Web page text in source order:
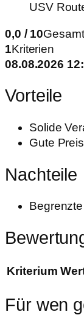
USV
0,0 / 10
1Kriterien
08.08.2026
Vorteile
Solide
Gute
Nachteile
Kriterium
Für wen